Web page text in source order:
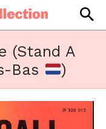
(Stand A
Bas
)